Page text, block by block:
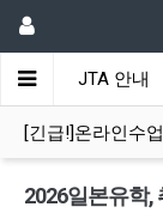
JTA 안내
[긴급!]온라인수
2026일본유학,